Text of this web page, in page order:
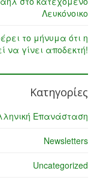
Λευκόνοικο
το μήνυμα ότι η
να γίνει αποδεκτή!
Κατηγορίες
Επανάσταση
Newsletters
Uncategorized